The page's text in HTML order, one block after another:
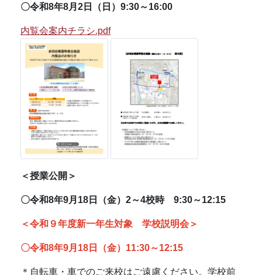
〇令和8年8月2日（日）9:30～16:00
内覧会案内チラシ.pdf
＜授業公開＞
〇令和8年9月18日（金）2～4校時 9:30～12:15
＜令和９年度新一年生対象 学校説明会＞
〇令和8年9月18日（金）11:30～12:15
＊自転車・車でのご来校はご遠慮ください。学校前